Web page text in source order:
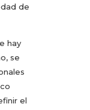
de
hay
se
el